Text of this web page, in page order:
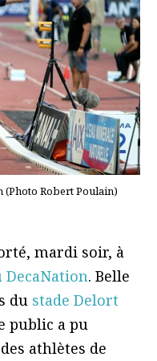
(Photo Robert Poulain)
mardi soir, à
DecaNation. Belle
du stade Delort
public a pu
athlètes de